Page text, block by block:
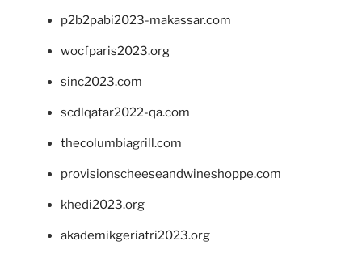
p2b2pabi2023-makassar.com
wocfparis2023.org
sinc2023.com
scdlqatar2022-qa.com
thecolumbiagrill.com
provisionscheeseandwineshoppe.com
khedi2023.org
akademikgeriatri2023.org